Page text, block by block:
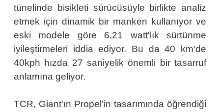
tünelinde bisikleti sürücüsüyle birlikte analiz
etmek için dinamik bir manken kullanıyor ve
eski modele göre 6,21 watt'lık sürtünme
iyileştirmeleri iddia ediyor. Bu da 40 km'de
40kph hızda 27 saniyelik önemli bir tasarruf
anlamına geliyor.
TCR, Giant'ın Propel'in tasarımında öğrendiği